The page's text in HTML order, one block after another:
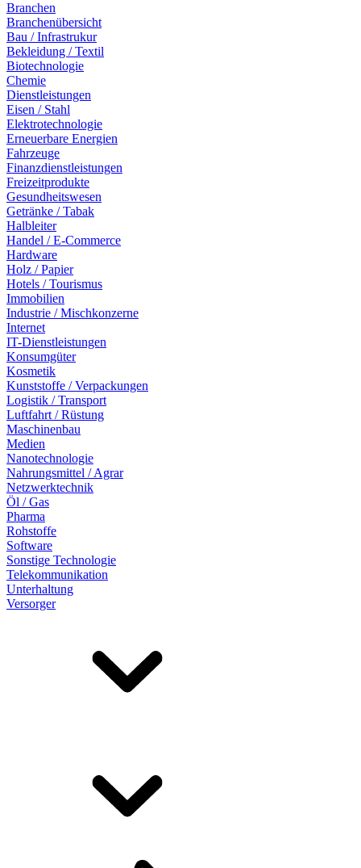
Branchen
Branchenübersicht
Bau / Infrastrukur
Bekleidung / Textil
Biotechnologie
Chemie
Dienstleistungen
Eisen / Stahl
Elektrotechnologie
Erneuerbare Energien
Fahrzeuge
Finanzdienstleistungen
Freizeitprodukte
Gesundheitswesen
Getränke / Tabak
Halbleiter
Handel / E-Commerce
Hardware
Holz / Papier
Hotels / Tourismus
Immobilien
Industrie / Mischkonzerne
Internet
IT-Dienstleistungen
Konsumgüter
Kosmetik
Kunststoffe / Verpackungen
Logistik / Transport
Luftfahrt / Rüstung
Maschinenbau
Medien
Nanotechnologie
Nahrungsmittel / Agrar
Netzwerktechnik
Öl / Gas
Pharma
Rohstoffe
Software
Sonstige Technologie
Telekommunikation
Unterhaltung
Versorger